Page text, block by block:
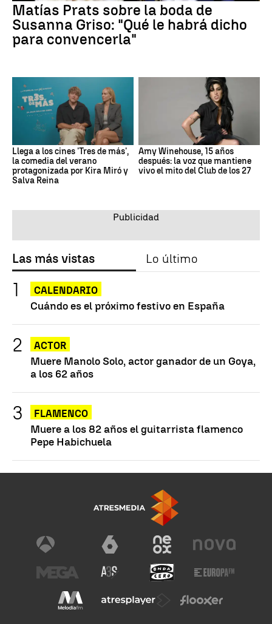
Matías Prats sobre la boda de
Susanna Griso: "Qué le habrá dicho
para convencerla"
Llega a los cines 'Tres de más',
la comedia del verano
protagonizada por Kira Miró y
Salva Reina
Amy Winehouse, 15 años
después: la voz que mantiene
vivo el mito del Club de los 27
Las más vistas Lo último
CALENDARIO
Cuándo es el próximo festivo en España
ACTOR
Muere Manolo Solo, actor ganador de un Goya,
a los 62 años
FLAMENCO
Muere a los 82 años el guitarrista flamenco
Pepe Habichuela